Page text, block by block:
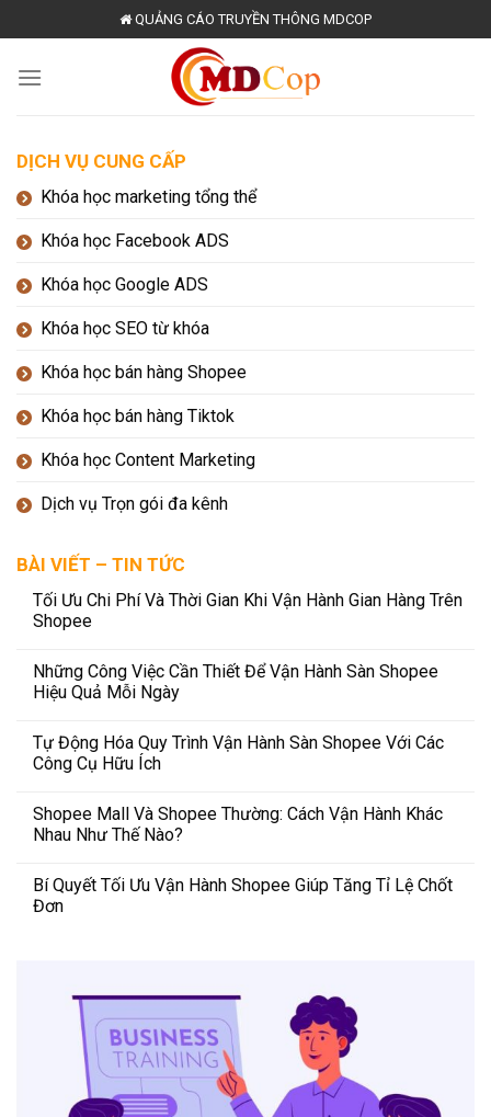
to
content
QUẢNG CÁO TRUYỀN THÔNG MDCOP
DỊCH VỤ CUNG CẤP
Khóa học marketing tổng thể
Khóa học Facebook ADS
Khóa học Google ADS
Khóa học SEO từ khóa
Khóa học bán hàng Shopee
Khóa học bán hàng Tiktok
Khóa học Content Marketing
Dịch vụ Trọn gói đa kênh
BÀI VIẾT – TIN TỨC
Tối Ưu Chi Phí Và Thời Gian Khi Vận Hành Gian Hàng Trên
Shopee
Những Công Việc Cần Thiết Để Vận Hành Sàn Shopee
Hiệu Quả Mỗi Ngày
Tự Động Hóa Quy Trình Vận Hành Sàn Shopee Với Các
Công Cụ Hữu Ích
Shopee Mall Và Shopee Thường: Cách Vận Hành Khác
Nhau Như Thế Nào?
Bí Quyết Tối Ưu Vận Hành Shopee Giúp Tăng Tỉ Lệ Chốt
Đơn